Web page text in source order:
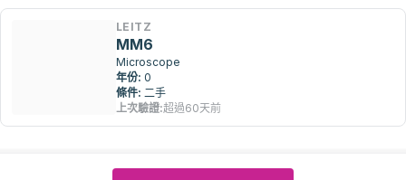
LEITZ
MM6
Microscope
年份: 0
條件: 二手
上次驗證:超過60天前